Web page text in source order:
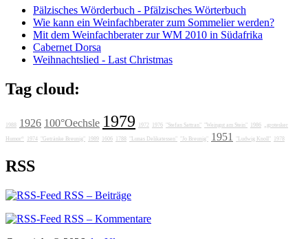
Pälzisches Wörderbuch - Pfälzisches Wörterbuch
Wie kann ein Weinfachberater zum Sommelier werden?
Mit dem Weinfachberater zur WM 2010 in Südafrika
Cabernet Dorsa
Weihnachtslied - Last Christmas
Tag cloud:
1988 1926 100°Oechsle 1979 1972 1976 "Stefan Sattran" "Weingut am Stein" 1986 „grotesker
Humor“ 1974 "Getränke Breunig" 1989 1606 1788 "Lunas Delikatessen" "Jo Breunig" 1951 "Ludwig Knoll" 1978
RSS
RSS – Beiträge
RSS – Kommentare